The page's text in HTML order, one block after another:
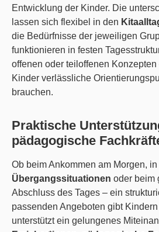
Entwicklung der Kinder. Die
lassen sich flexibel in den
die Bedürfnisse der jeweiligen
funktionieren in festen
offenen oder teiloffenen
Kinder verlässliche
brauchen.
Praktische
pädagogische
Ob beim Ankommen am Morgen, in
Übergangssituationen oder beim
Abschluss des Tages – ein
passenden Angeboten gibt
unterstützt ein gelungenes